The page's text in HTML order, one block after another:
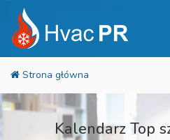
Kalendarz Top